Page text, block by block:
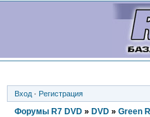
Вход · Регистрация
Форумы R7 DVD » DVD » Green